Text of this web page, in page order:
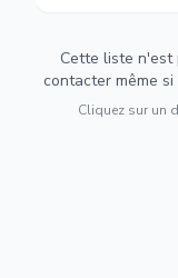
Cette liste n'est
contacter même
Cliquez sur un